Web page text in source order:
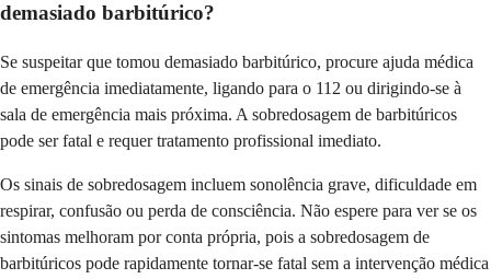
demasiado barbitúrico?
Se suspeitar que tomou demasiado barbitúrico, procure ajuda médica
de emergência imediatamente, ligando para o 112 ou dirigindo-se à
sala de emergência mais próxima. A sobredosagem de barbitúricos
pode ser fatal e requer tratamento profissional imediato.
Os sinais de sobredosagem incluem sonolência grave, dificuldade em
respirar, confusão ou perda de consciência. Não espere para ver se os
sintomas melhoram por conta própria, pois a sobredosagem de
barbitúricos pode rapidamente tornar-se fatal sem a intervenção médica